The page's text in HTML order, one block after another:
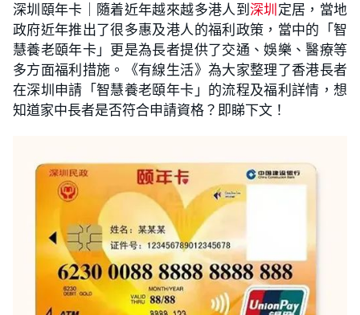
深圳頤年卡｜隨着近年越來越多港人到 深圳 定居，當地
政府近年推出了很多惠及港人的福利政策，當中的「智
慧養老頤年卡」更是為長者提供了交通、娛樂、醫療等
多方面福利措施。《有線生活》為大家整理了香港長者
在深圳申請「智慧養老頤年卡」的流程及福利詳情，想
知道家中長者是否符合申請資格？即睇下文！